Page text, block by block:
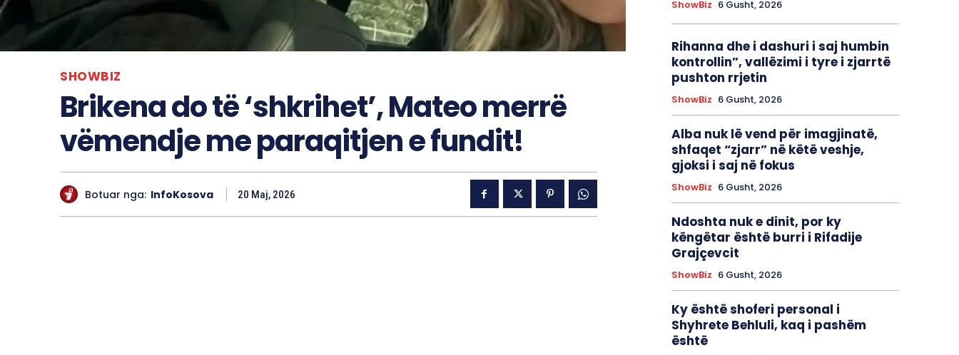
SHOWBIZ
Brikena do të ‘shkrihet’, Mateo merrë
vëmendje me paraqitjen e fundit!
Botuar nga: InfoKosova 20 Maj, 2026
ShowBiz 6 Gusht, 2026
Rihanna dhe i dashuri i saj humbin
kontrollin”, vallëzimi i tyre i zjarrtë
pushton rrjetin
ShowBiz 6 Gusht, 2026
Alba nuk lë vend për imagjinatë,
shfaqet “zjarr” në këtë veshje,
gjoksi i saj në fokus
ShowBiz 6 Gusht, 2026
Ndoshta nuk e dinit, por ky
këngëtar është burri i Rifadije
Grajçevcit
ShowBiz 6 Gusht, 2026
Ky është shoferi personal i
Shyhrete Behluli, kaq i pashëm
është